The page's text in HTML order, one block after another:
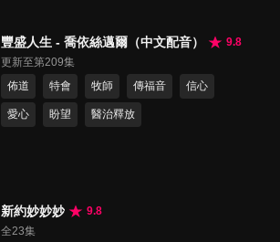
豐盛人生 - 喬依絲邁爾（中文配音）
9.8
更新至第209集
佈道
特會 牧師 傳福音 信心
愛心 盼望 醫治釋放
新約妙妙妙
9.8
全23集